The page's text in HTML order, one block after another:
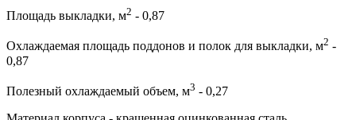
Площадь выкладки, м2 - 0,87
Охлаждаемая площадь поддонов и полок для выкладки, м2 -
0,87
Полезный охлаждаемый объем, м3 - 0,27